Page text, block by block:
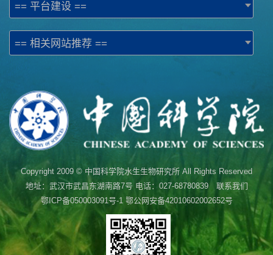
== 平台建设 ==
== 相关网站推荐 ==
Copyright 2009 © 中国科学院水生生物研究所 All Rights Reserved
地址：武汉市武昌东湖南路7号 电话：027-68780839 联系我们
鄂ICP备050003091号-1鄂公网安备42010602002652号